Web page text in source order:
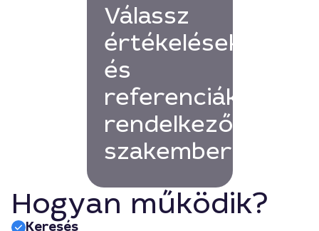
Válassz
értékelésekkel
és
referenciákkal
rendelkező
szakembert!
Hogyan működik?
Keresés